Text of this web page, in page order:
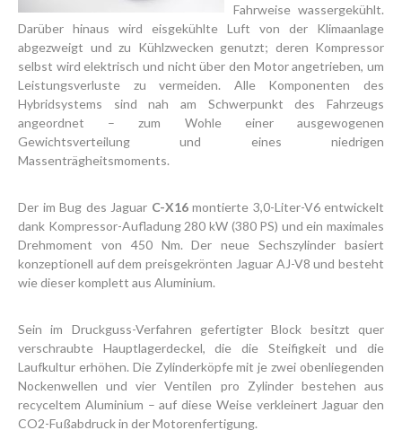
Fahrweise wassergekühlt.
Darüber hinaus wird eisgekühlte Luft von der Klimaanlage
abgezweigt und zu Kühlzwecken genutzt; deren Kompressor
selbst wird elektrisch und nicht über den Motor angetrieben, um
Leistungsverluste zu vermeiden. Alle Komponenten des
Hybridsystems sind nah am Schwerpunkt des Fahrzeugs
angeordnet – zum Wohle einer ausgewogenen
Gewichtsverteilung und eines niedrigen
Massenträgheitsmoments.
Der im Bug des Jaguar C-X16montierte 3,0-Liter-V6 entwickelt
dank Kompressor-Aufladung 280 kW (380 PS) und ein maximales
Drehmoment von 450 Nm. Der neue Sechszylinder basiert
konzeptionell auf dem preisgekrönten Jaguar AJ-V8 und besteht
wie dieser komplett aus Aluminium.
Sein im Druckguss-Verfahren gefertigter Block besitzt quer
verschraubte Hauptlagerdeckel, die die Steifigkeit und die
Laufkultur erhöhen. Die Zylinderköpfe mit je zwei obenliegenden
Nockenwellen und vier Ventilen pro Zylinder bestehen aus
recyceltem Aluminium – auf diese Weise verkleinert Jaguar den
CO2-Fußabdruck in der Motorenfertigung.